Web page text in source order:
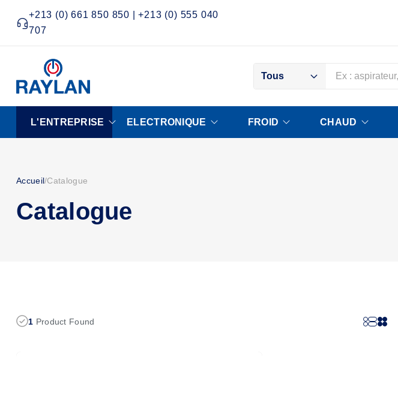
+213 (0) 661 850 850 | +213 (0) 555 040
707
Tous
L'ENTREPRISE ELECTRONIQUE FROID CHAUD
Accueil/Catalogue
Catalogue
1 Product Found